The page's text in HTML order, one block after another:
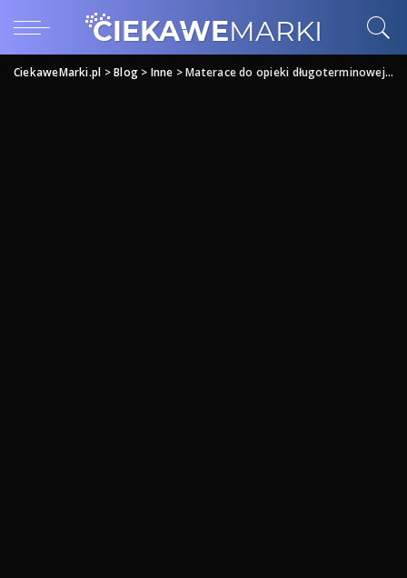
CiekaweMarki.pl >Blog> Inne >Materace do opieki długoterminowej Zachodniopomorskie